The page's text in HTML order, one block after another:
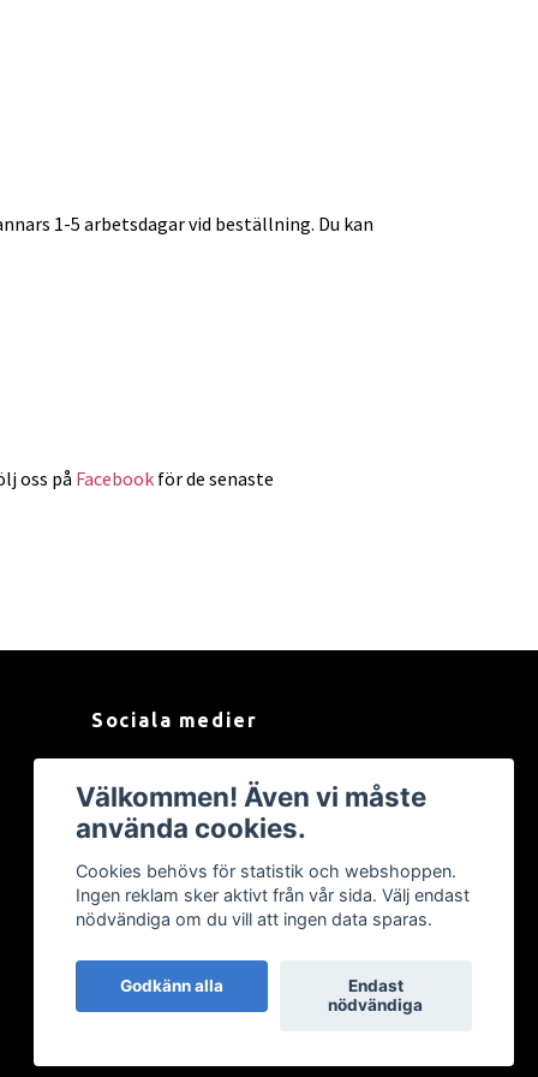
1-5 arbetsdagar vid beställning. Du kan
oss på Facebook för de senaste
Sociala medier
Välkommen! Även vi måste
använda cookies.
Cookies behövs för statistik och webshoppen.
Ingen reklam sker aktivt från vår sida. Välj endast
nödvändiga om du vill att ingen data sparas.
Godkänn alla
Endast
nödvändiga